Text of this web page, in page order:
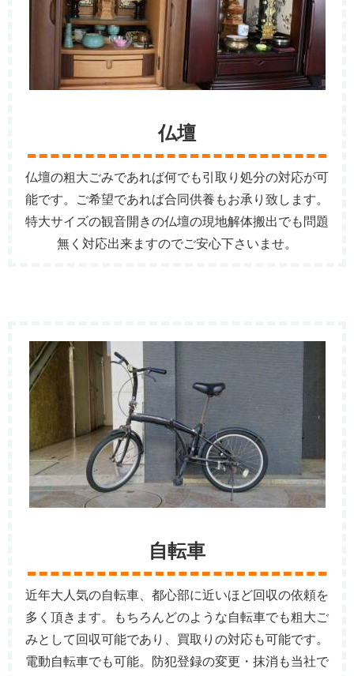
仏壇
仏壇の粗大ごみであれば何でも引取り処分の対応が可
能です。ご希望であれば合同供養もお承り致します。
特大サイズの観音開きの仏壇の現地解体搬出でも問題
無く対応出来ますのでご安心下さいませ。
自転車
近年大人気の自転車、都心部に近いほど回収の依頼を
多く頂きます。もちろんどのような自転車でも粗大ご
みとして回収可能であり、買取りの対応も可能です。
電動自転車でも可能。防犯登録の変更・抹消も当社で